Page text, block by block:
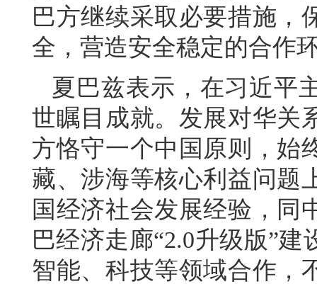
巴方继续采取必要措施，
全，营造安全稳定的合作
夏巴兹表示，在习近平
世瞩目成就。发展对华关
方恪守一个中国原则，始
藏、涉海等核心利益问题
国经济社会发展经验，同
巴经济走廊“2.0升级版”
智能、科技等领域合作，